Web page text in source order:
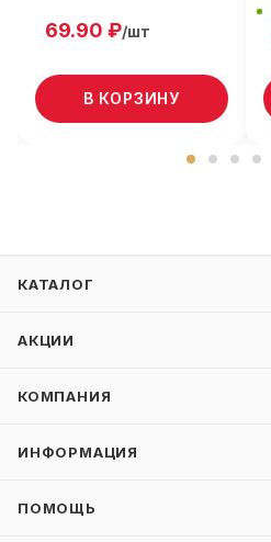
69.90 ₽/шт
В КОРЗИНУ
КАТАЛОГ
АКЦИИ
КОМПАНИЯ
ИНФОРМАЦИЯ
ПОМОЩЬ